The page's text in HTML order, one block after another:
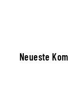
Neueste